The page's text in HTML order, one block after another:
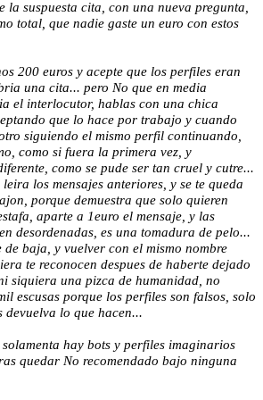
la suspuesta cita, con una nueva pregunta,
total, que nadie gaste un euro con estos
200 euros y acepte que los perfiles eran
una cita... pero No que en media
el interlocutor, hablas con una chica
que lo hace por trabajo y cuando
siguiendo el mismo perfil continuando,
como si fuera la primera vez, y
como se pude ser tan cruel y cutre...
los mensajes anteriores, y se te queda
porque demuestra que solo quieren
aparte a 1euro el mensaje, y las
desordenadas, es una tomadura de pelo...
de baja, y vuelver con el mismo nombre
te reconocen despues de haberte dejado
siquiera una pizca de humanidad, no
escusas porque los perfiles son falsos, solo
devuelva lo que hacen...
hay bots y perfiles imaginarios
quedar No recomendado bajo ninguna